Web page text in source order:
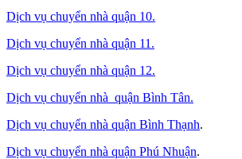
Dịch vụ chuyển nhà quận 10.
Dịch vụ chuyển nhà quận 11.
Dịch vụ chuyển nhà quận 12.
Dịch vụ chuyển nhà quận Bình Tân.
Dịch vụ chuyển nhà quận Bình Thạnh.
Dịch vụ chuyển nhà quận Phú Nhuận.